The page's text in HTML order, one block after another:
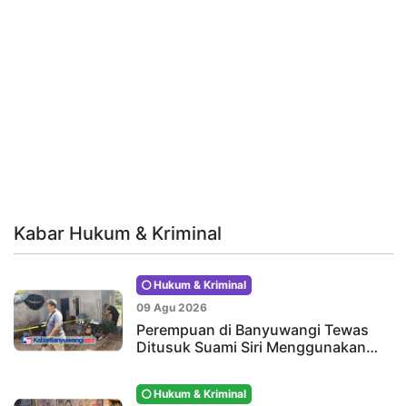
Kabar Hukum & Kriminal
Hukum & Kriminal
09 Agu 2026
Perempuan di Banyuwangi Tewas
Ditusuk Suami Siri Menggunakan…
Hukum & Kriminal